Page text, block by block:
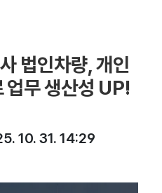
법인차량, 개인
업무 생산성 UP!
10. 31. 14:29